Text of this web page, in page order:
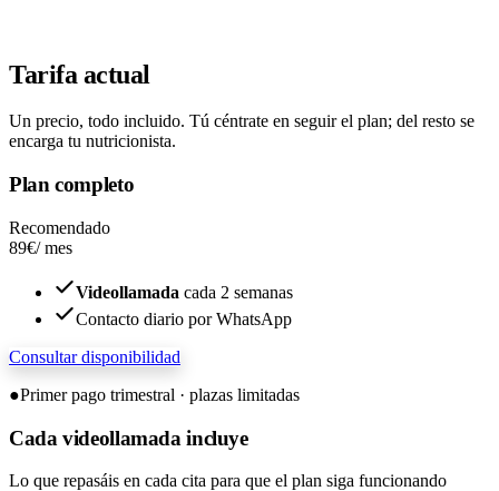
Tarifa actual
Un precio, todo incluido. Tú céntrate en seguir el plan; del resto se
encarga tu nutricionista.
Plan completo
Recomendado
89€/ mes
Videollamada cada 2 semanas
Contacto diario por WhatsApp
Consultar disponibilidad
●Primer pago trimestral · plazas limitadas
Cadavideollamada incluye
Lo que repasáis en cada cita para que el plan siga funcionando